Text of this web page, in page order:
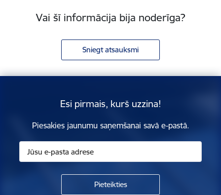
Vai šī informācija bija noderīga?
Sniegt atsauksmi
Esi pirmais, kurš uzzina!
Piesakies jaunumu saņemšanai savā e-pastā.